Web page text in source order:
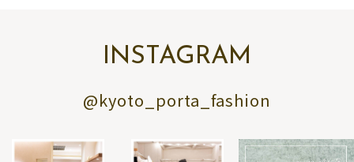
INSTAGRAM
@kyoto_porta_fashion